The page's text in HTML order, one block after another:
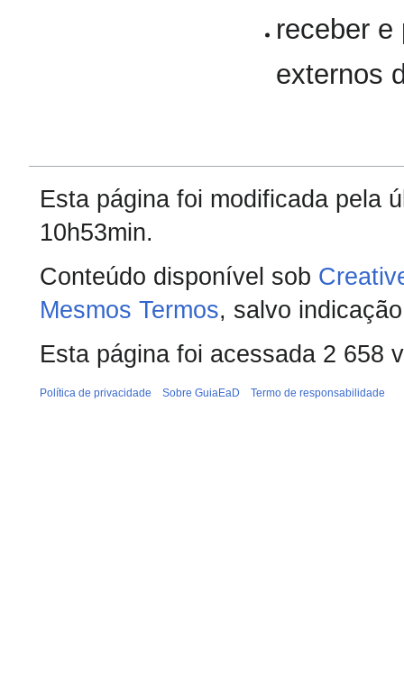
receber e
externos
Esta página foi modificada pela
10h53min.
Conteúdo disponível sob
Mesmos Termos, salvo
Esta página foi acessada 2 658
Política de privacidade Sobre GuiaEaD Termo de responsabilidade